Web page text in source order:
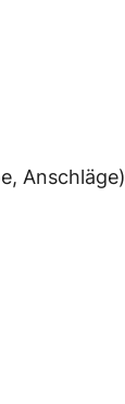
Anschläge)